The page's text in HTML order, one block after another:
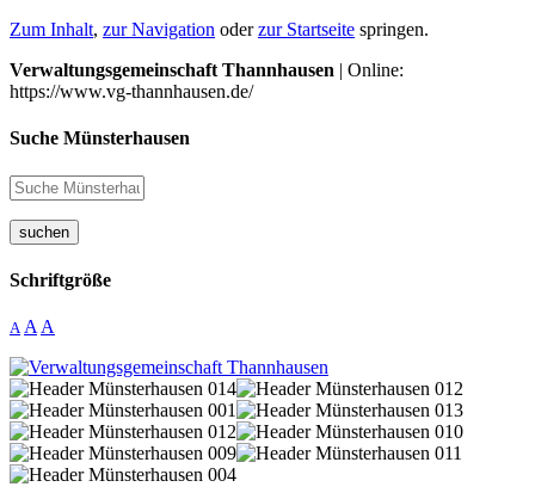
Zum Inhalt, zur Navigation oderzur Startseite springen.
Verwaltungsgemeinschaft Thannhausen | Online:
https://www.vg-thannhausen.de/
Suche Münsterhausen
suchen
Schriftgröße
A A A